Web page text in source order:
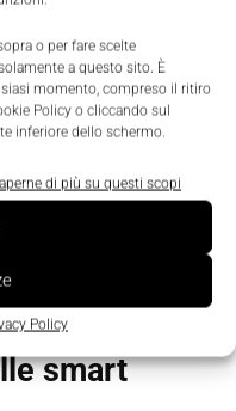
o per fare scelte
a questo sito. È
momento, compreso il ritiro
Policy o cliccando sul
inferiore dello schermo.
di più su questi scopi
Policy
collaborazione con
possibile questa
ACE,
l’efficienza del
il ciclo
di installazione,
grazie
smart